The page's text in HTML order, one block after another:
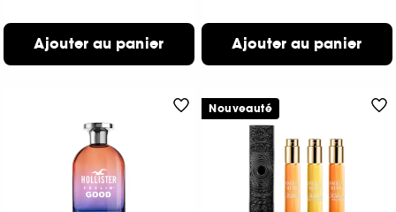
Ajouter au panier Ajouter au panier
Nouveauté